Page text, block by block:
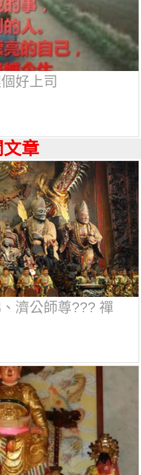
好上司
章
濟公師尊??? 禪